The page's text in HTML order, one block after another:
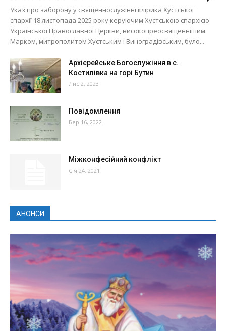
Указ про заборону у священнослужінні клірика Хустської
єпархії 18 листопада 2025 року керуючим Хустською єпархією
Української Православної Церкви, високопреосвященнішим
Марком, митрополитом Хустським і Виноградівським, було...
Архієрейське Богослужіння в с.
Костилівка на горі Бутин
Лис 2, 2023
Повідомлення
Бер 16, 2022
Міжконфесійний конфлікт
Січ 24, 2021
АНОНСИ